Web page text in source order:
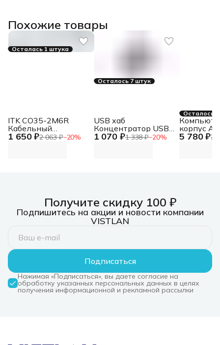
Похожие товары
Осталась 1 штука
1 650 ₽2 063 ₽−20%
ITK CO35-2M6R
Кабельный
органайзер 2U 2
Осталось 7 штук
1 070 ₽1 338 ₽−20%
USB хаб
Концентратор USB
2.0, 4xUSB 2.0, без
Осталось
5 780 ₽7
корпус
черный
Получите скидку 100 ₽
Подпишитесь на акции и новости компании
VISTLAN
Подписаться
Нажимая «Подписаться», вы даете согласие на
обработку указанных персональных данных в целях
получения информационной и рекламной рассылки